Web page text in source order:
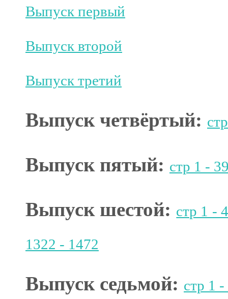
Выпуск первый
Выпуск второй
Выпуск третий
Выпуск четвёртый:
Выпуск пятый: стр 1 -
Выпуск шестой: стр 1 -
1322 - 1472
Выпуск седьмой: стр 1